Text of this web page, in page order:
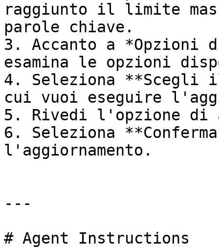
raggiunto il limite
parole chiave.
3. Accanto a *Opzioni
esamina le opzioni
4. Seleziona **Scegli
cui vuoi eseguire
5. Rivedi l'opzione di
6. Seleziona
l'aggiornamento.
---
# Agent Instructions